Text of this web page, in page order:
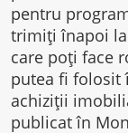
pentru
trimiți înapoi
care poți face
putea fi folosit
achiziții
publicat în